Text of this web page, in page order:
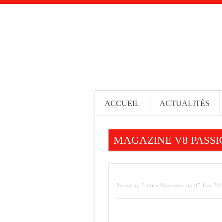
ACCUEIL ACTUALITÉS
MAGAZINE V8
Posted by Fabrice Monceaux on 07 Juin